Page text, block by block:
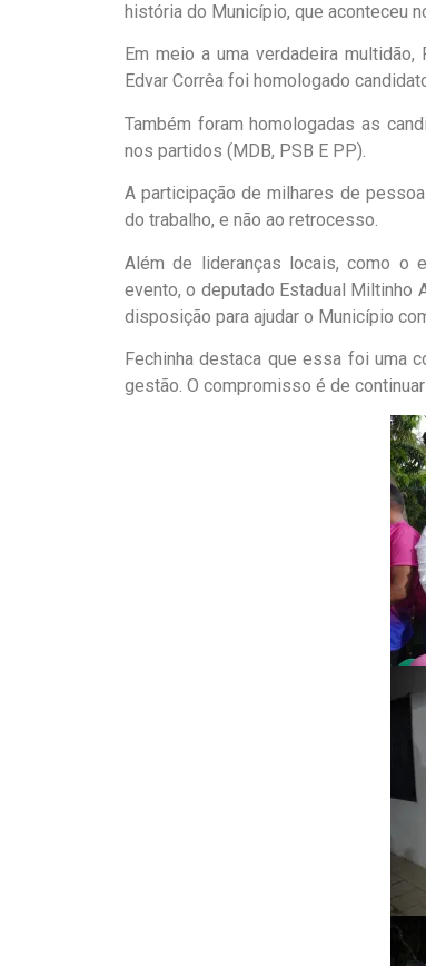
história do Município, que aconteceu
Em meio a uma verdadeira
Edvar Corrêa foi homologado
Também foram homologadas as
nos partidos (MDB, PSB E PP).
A participação de milhares de
do trabalho, e não ao retrocesso.
Além de lideranças locais, como o
evento, o deputado Estadual Miltinho
disposição para ajudar o Município
Fechinha destaca que essa foi uma
gestão. O compromisso é de